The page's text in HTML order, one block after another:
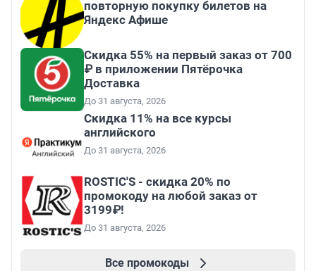
повторную покупку билетов на
Яндекс Афише
Скидка 55% на первый заказ от 700
₽ в приложении Пятёрочка
Доставка
До 31 августа, 2026
Скидка 11% на все курсы
английского
До 31 августа, 2026
ROSTIC'S - скидка 20% по
промокоду на любой заказ от
3199₽!
До 31 августа, 2026
Все промокоды